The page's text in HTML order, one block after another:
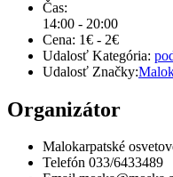
Čas:
14:00 - 20:00
Cena: 1€ - 2€
Udalosť Kategória:
Udalosť Značky:
Organizátor
Malokarpatské
Telefón 033/6433489